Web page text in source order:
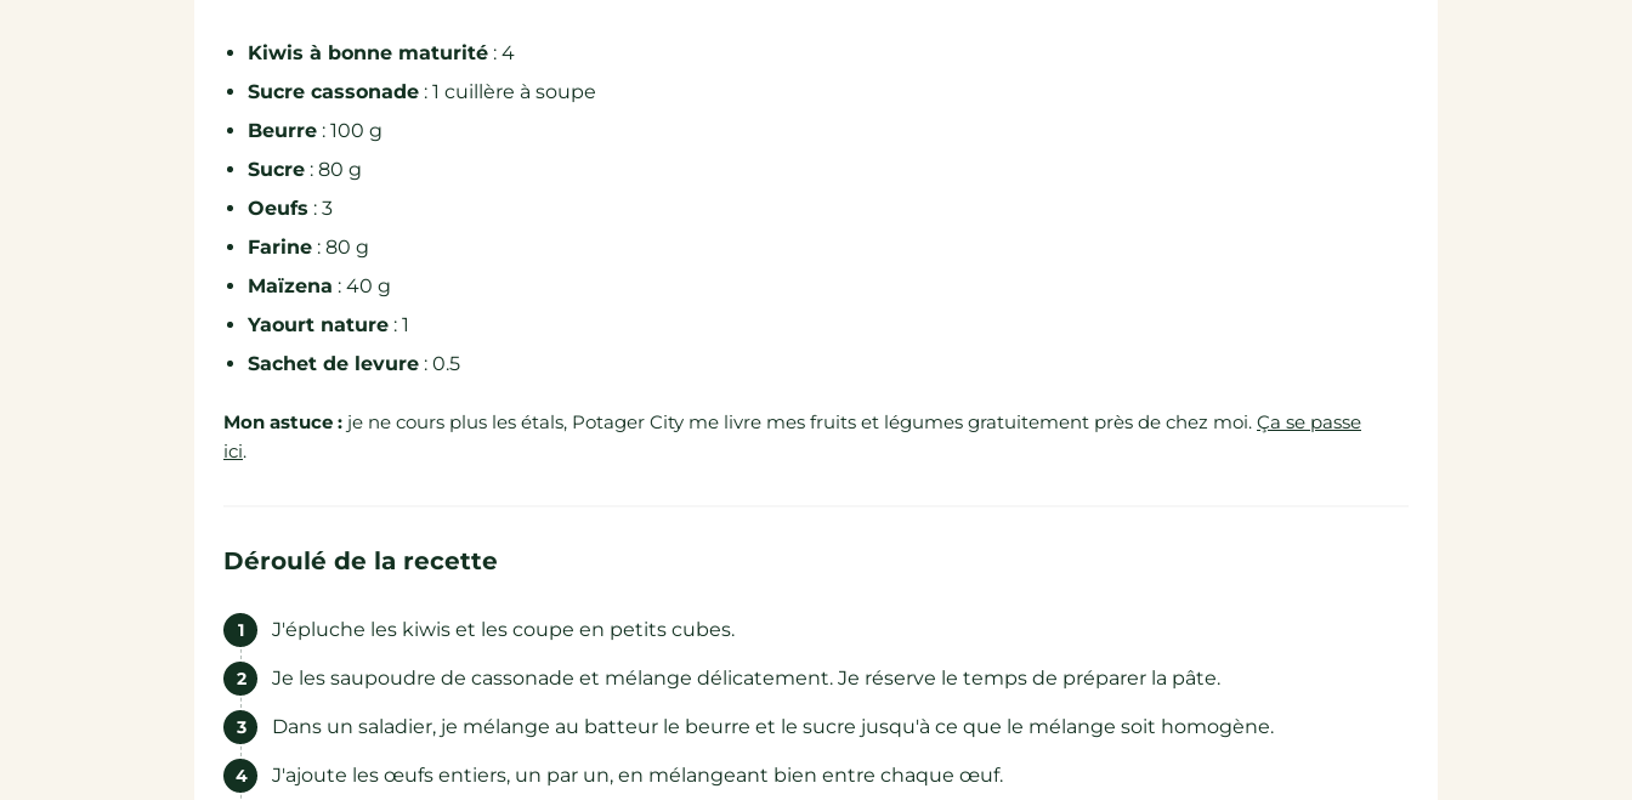
Kiwis à bonne maturité : 4
Sucre cassonade : 1 cuillère à soupe
Beurre : 100 g
Sucre : 80 g
Oeufs : 3
Farine : 80 g
Maïzena : 40 g
Yaourt nature : 1
Sachet de levure : 0.5
Mon astuce : je ne cours plus les étals, Potager City me livre mes fruits et légumes gratuitement près de chez moi. Ça se passe
ici.
Déroulé de la recette
J'épluche les kiwis et les coupe en petits cubes.
Je les saupoudre de cassonade et mélange délicatement. Je réserve le temps de préparer la pâte.
Dans un saladier, je mélange au batteur le beurre et le sucre jusqu'à ce que le mélange soit homogène.
J'ajoute les œufs entiers, un par un, en mélangeant bien entre chaque œuf.